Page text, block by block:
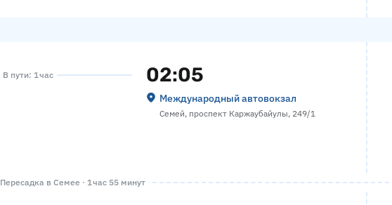
В пути: 1 час 02:05
Международный автовокзал
Семей, проспект Каржаубайулы, 249/1
Пересадка в Семее · 1 час 55 минут